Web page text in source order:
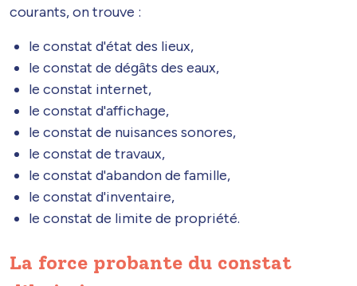
courants, on trouve :
le constat d'état des lieux,
le constat de dégâts des eaux,
le constat internet,
le constat d'affichage,
le constat de nuisances sonores,
le constat de travaux,
le constat d'abandon de famille,
le constat d'inventaire,
le constat de limite de propriété.
La force probante du constat